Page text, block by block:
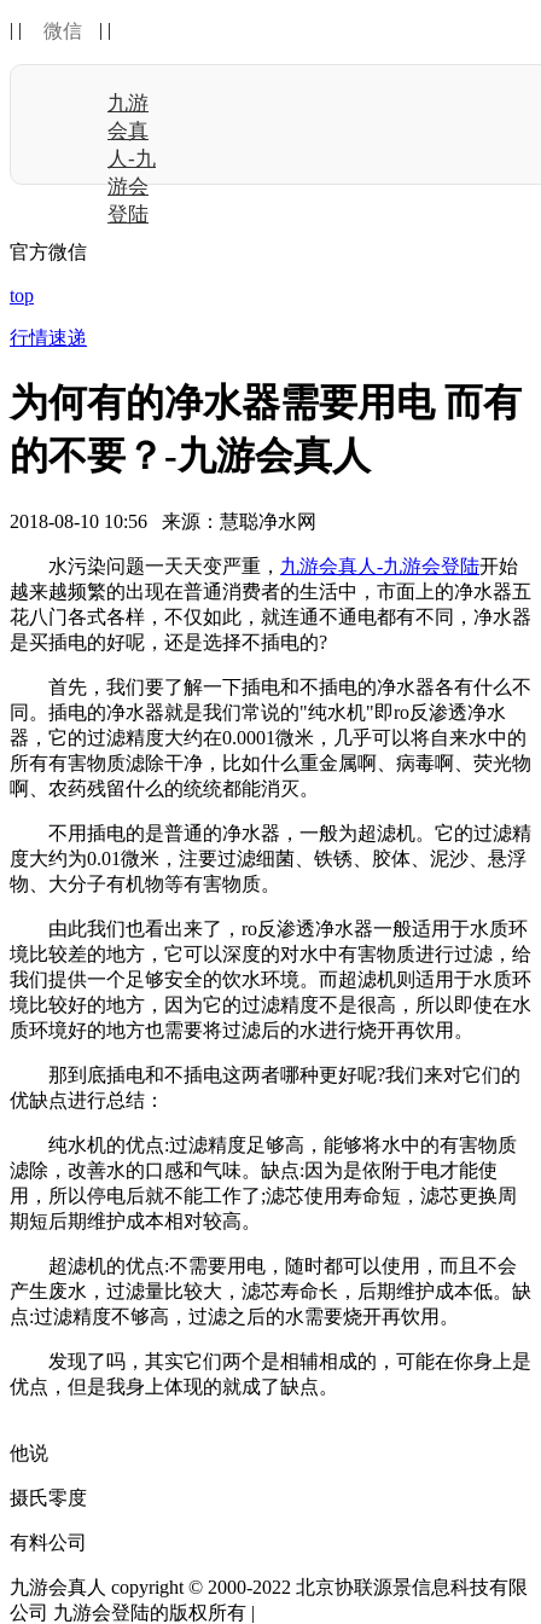
| | 微信 | |
九游
会真
人-九
游会
登陆
官方微信
top
行情速递
为何有的净水器需要用电 而有
的不要？-九游会真人
2018-08-10 10:56 来源：慧聪净水网
水污染问题一天天变严重， 九游会真人-九游会登陆开始
越来越频繁的出现在普通消费者的生活中，市面上的净水器五
花八门各式各样，不仅如此，就连通不通电都有不同，净水器
是买插电的好呢，还是选择不插电的?
首先，我们要了解一下插电和不插电的净水器各有什么不
同。插电的净水器就是我们常说的"纯水机"即ro反渗透净水
器，它的过滤精度大约在0.0001微米，几乎可以将自来水中的
所有有害物质滤除干净，比如什么重金属啊、病毒啊、荧光物
啊、农药残留什么的统统都能消灭。
不用插电的是普通的净水器，一般为超滤机。它的过滤精
度大约为0.01微米，注要过滤细菌、铁锈、胶体、泥沙、悬浮
物、大分子有机物等有害物质。
由此我们也看出来了，ro反渗透净水器一般适用于水质环
境比较差的地方，它可以深度的对水中有害物质进行过滤，给
我们提供一个足够安全的饮水环境。而超滤机则适用于水质环
境比较好的地方，因为它的过滤精度不是很高，所以即使在水
质环境好的地方也需要将过滤后的水进行烧开再饮用。
那到底插电和不插电这两者哪种更好呢?我们来对它们的
优缺点进行总结：
纯水机的优点:过滤精度足够高，能够将水中的有害物质
滤除，改善水的口感和气味。缺点:因为是依附于电才能使
用，所以停电后就不能工作了;滤芯使用寿命短，滤芯更换周
期短后期维护成本相对较高。
超滤机的优点:不需要用电，随时都可以使用，而且不会
产生废水，过滤量比较大，滤芯寿命长，后期维护成本低。缺
点:过滤精度不够高，过滤之后的水需要烧开再饮用。
发现了吗，其实它们两个是相辅相成的，可能在你身上是
优点，但是我身上体现的就成了缺点。
他说
摄氏零度
有料公司
九游会真人 copyright © 2000-2022 北京协联源景信息科技有限
公司 九游会登陆的版权所有 |